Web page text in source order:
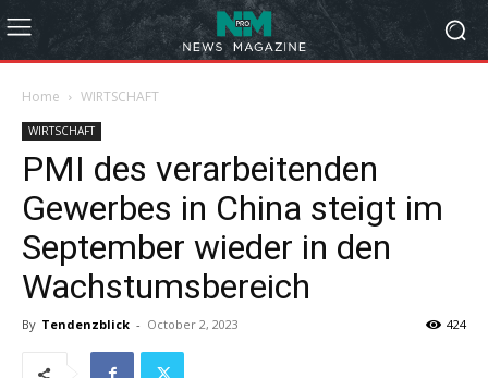
Home WIRTSCHAFT
WIRTSCHAFT
PMI des verarbeitenden
Gewerbes in China steigt im
September wieder in den
Wachstumsbereich
By Tendenzblick - October 2, 2023 424